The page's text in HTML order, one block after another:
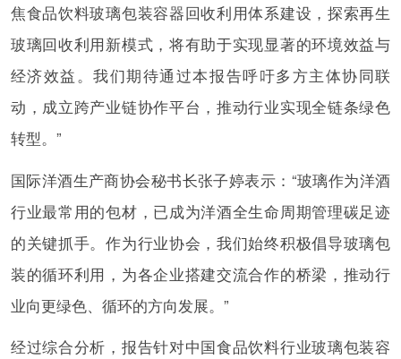
焦食品饮料玻璃包装容器回收利用体系建设，探索再生
玻璃回收利用新模式，将有助于实现显著的环境效益与
经济效益。我们期待通过本报告呼吁多方主体协同联
动，成立跨产业链协作平台，推动行业实现全链条绿色
转型。”
国际洋酒生产商协会秘书长张子婷表示：“玻璃作为洋酒
行业最常用的包材，已成为洋酒全生命周期管理碳足迹
的关键抓手。作为行业协会，我们始终积极倡导玻璃包
装的循环利用，为各企业搭建交流合作的桥梁，推动行
业向更绿色、循环的方向发展。”
经过综合分析，报告针对中国食品饮料行业玻璃包装容